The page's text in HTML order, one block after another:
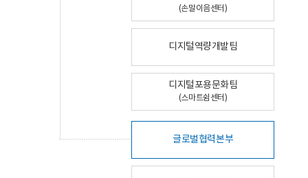
(손말이음센터)
디지털역량개발팀
디지털포용문화팀
(스마트쉼센터)
글로벌협력본부